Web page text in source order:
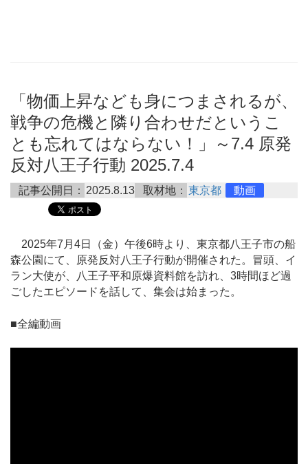
「物価上昇なども身につまされるが、
戦争の危機と隣り合わせだというこ
とも忘れてはならない！」～7.4 原発
反対八王子行動 2025.7.4
記事公開日： 2025.8.13 取材地： 東京都 動画
2025年7月4日（金）午後6時より、東京都八王子市の船
森公園にて、原発反対八王子行動が開催された。冒頭、イ
ラン大使が、八王子平和原爆資料館を訪れ、3時間ほど過
ごしたエピソードを話して、集会は始まった。
■全編動画